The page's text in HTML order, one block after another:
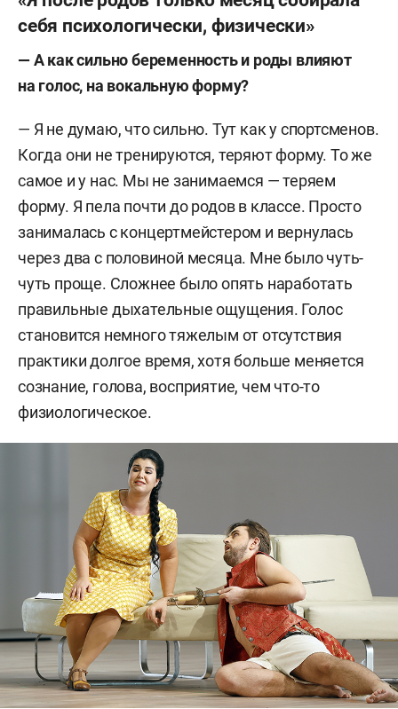
себя психологически, физически»
— А как сильно беременность и роды влияют
на голос, на вокальную форму?
— Я не думаю, что сильно. Тут как у спортсменов.
Когда они не тренируются, теряют форму. То же
самое и у нас. Мы не занимаемся — теряем
форму. Я пела почти до родов в классе. Просто
занималась с концертмейстером и вернулась
через два с половиной месяца. Мне было чуть-
чуть проще. Сложнее было опять наработать
правильные дыхательные ощущения. Голос
становится немного тяжелым от отсутствия
практики долгое время, хотя больше меняется
сознание, голова, восприятие, чем что-то
физиологическое.